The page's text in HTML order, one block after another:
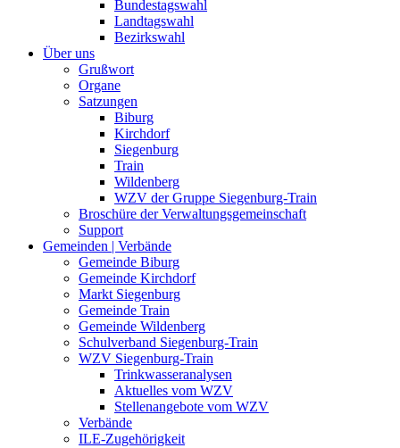
Bundestagswahl
Landtagswahl
Bezirkswahl
Über uns
Grußwort
Organe
Satzungen
Biburg
Kirchdorf
Siegenburg
Train
Wildenberg
WZV der Gruppe Siegenburg-Train
Broschüre der Verwaltungsgemeinschaft
Support
Gemeinden | Verbände
Gemeinde Biburg
Gemeinde Kirchdorf
Markt Siegenburg
Gemeinde Train
Gemeinde Wildenberg
Schulverband Siegenburg-Train
WZV Siegenburg-Train
Trinkwasseranalysen
Aktuelles vom WZV
Stellenangebote vom WZV
Verbände
ILE-Zugehörigkeit